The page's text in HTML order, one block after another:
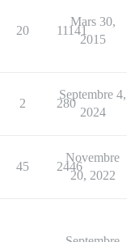
20 11141
Mars 30,
2015
2 280
Septembre 4,
2024
45 2446
Novembre
20, 2022